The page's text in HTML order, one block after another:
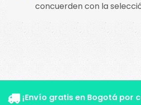
concuerden con la
¡Envío gratis en Bogotá por